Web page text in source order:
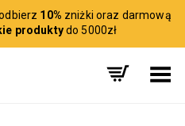
10% zniżki oraz darmową
produktydo 5000zł
Toggle Menu